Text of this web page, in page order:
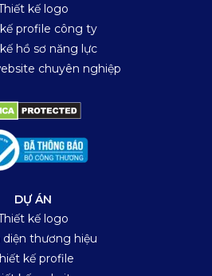
kế logo
profile công ty
hồ sơ năng lực
chuyên nghiệp
DỰ ÁN
kế logo
diện thương hiệu
kế profile